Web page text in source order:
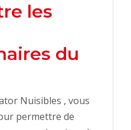
les
du
Nuisibles , vous
permettre de